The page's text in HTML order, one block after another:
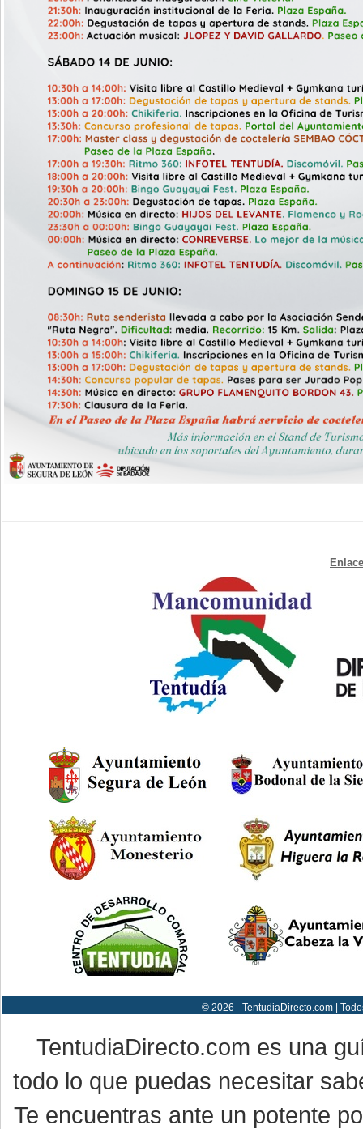
© 2026 - TentudiaDirecto.com |
TentudiaDirecto.com es una
todo lo que puedas necesitar
Te encuentras ante un potente